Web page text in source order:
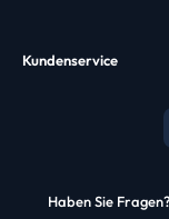
Video
Awards
Kundenservice
FAQ
Haben Sie